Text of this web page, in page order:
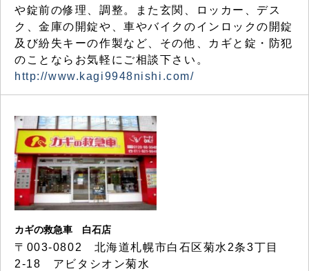
や錠前の修理、調整。また玄関、ロッカー、デス
ク、金庫の開錠や、車やバイクのインロックの開錠
及び紛失キーの作製など、その他、カギと錠・防犯
のことならお気軽にご相談下さい。
http://www.kagi9948nishi.com/
カギの救急車 白石店
〒003-0802 北海道札幌市白石区菊水2条3丁目
2-18 アビタシオン菊水